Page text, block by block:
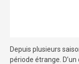
Depuis plusieurs
période étrange.